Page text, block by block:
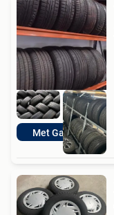
Met Garantie